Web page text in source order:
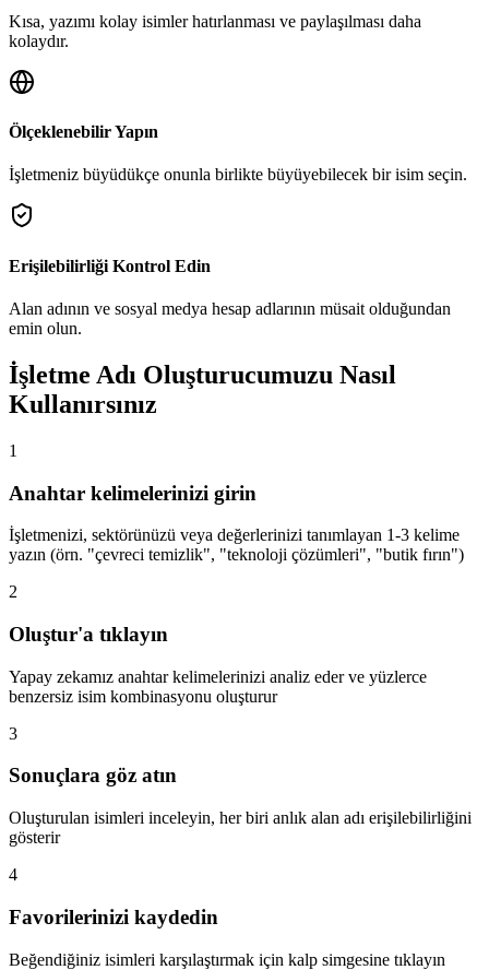
Kısa, yazımı kolay isimler hatırlanması ve paylaşılması daha
kolaydır.
Ölçeklenebilir Yapın
İşletmeniz büyüdükçe onunla birlikte büyüyebilecek bir isim seçin.
Erişilebilirliği Kontrol Edin
Alan adının ve sosyal medya hesap adlarının müsait olduğundan
emin olun.
İşletme Adı Oluşturucumuzu Nasıl
Kullanırsınız
1
Anahtar kelimelerinizi girin
İşletmenizi, sektörünüzü veya değerlerinizi tanımlayan 1-3 kelime
yazın (örn. "çevreci temizlik", "teknoloji çözümleri", "butik fırın")
2
Oluştur'a tıklayın
Yapay zekamız anahtar kelimelerinizi analiz eder ve yüzlerce
benzersiz isim kombinasyonu oluşturur
3
Sonuçlara göz atın
Oluşturulan isimleri inceleyin, her biri anlık alan adı erişilebilirliğini
gösterir
4
Favorilerinizi kaydedin
Beğendiğiniz isimleri karşılaştırmak için kalp simgesine tıklayın